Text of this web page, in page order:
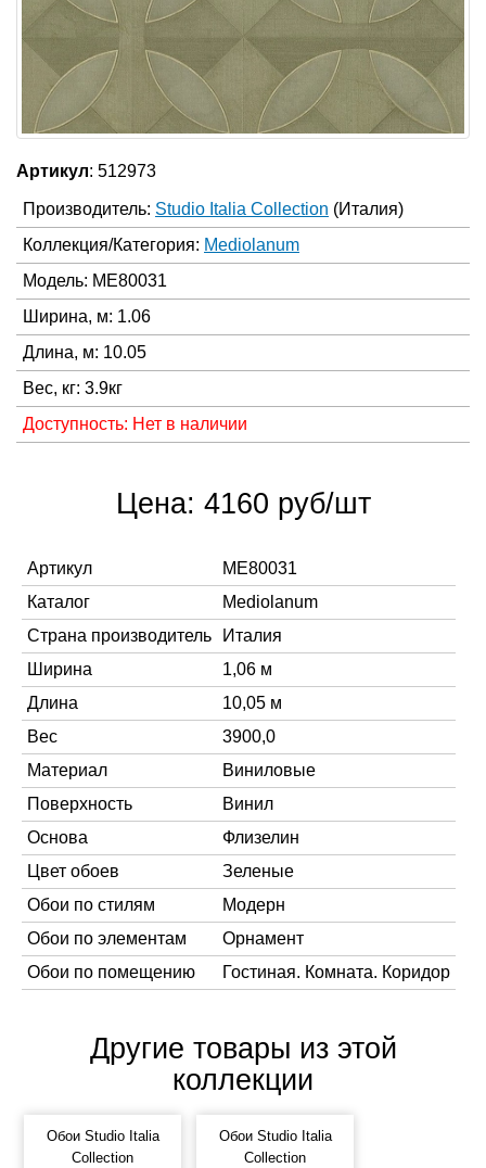
Артикул: 512973
Производитель: Studio Italia Collection (Италия)
Коллекция/Категория: Mediolanum
Модель: ME80031
Ширина, м: 1.06
Длина, м: 10.05
Вес, кг: 3.9кг
Доступность: Нет в наличии
Цена: 4160 руб/шт
Артикул
ME80031
Каталог
Mediolanum
Страна производитель
Италия
Ширина
1,06 м
Длина
10,05 м
Вес
3900,0
Материал
Виниловые
Поверхность
Винил
Основа
Флизелин
Цвет обоев
Зеленые
Обои по стилям
Модерн
Обои по элементам
Орнамент
Обои по помещению
Гостиная. Комната. Коридор
Другие товары из этой
коллекции
Обои Studio Italia
Collection
Обои Studio Italia
Collection